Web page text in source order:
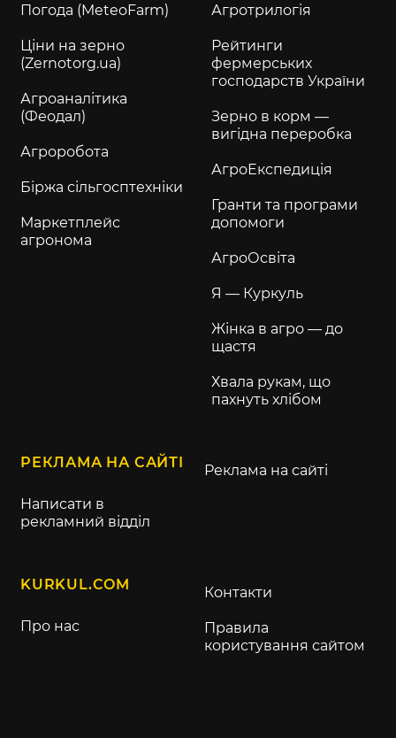
Погода (MeteoFarm)
Ціни на зерно
(Zernotorg.ua)
Агроаналітика
(Феодал)
Агроробота
Біржа сільгосптехніки
Маркетплейс
агронома
Агротрилогія
Рейтинги
фермерських
господарств України
Зерно в корм —
вигідна переробка
АгроЕкспедиція
Гранти та програми
допомоги
АгроОсвіта
Я — Куркуль
Жінка в агро — до
щастя
Хвала рукам, що
пахнуть хлібом
РЕКЛАМА НА САЙТІ
Написати в
рекламний відділ
Реклама на сайті
KURKUL.COM
Про нас
Контакти
Правила
користування сайтом